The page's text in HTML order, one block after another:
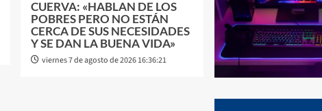
CUERVA: «HABLAN DE LOS
POBRES PERO NO ESTÁN
CERCA DE SUS NECESIDADES
Y SE DAN LA BUENA VIDA»
viernes 7 de agosto de 2026 16:36:21